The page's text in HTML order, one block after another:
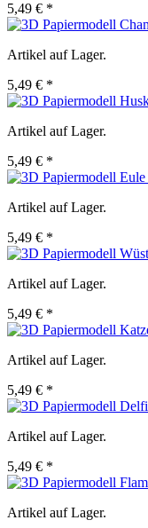
5,49 € *
Artikel auf Lager.
5,49 € *
Artikel auf Lager.
5,49 € *
Artikel auf Lager.
5,49 € *
Artikel auf Lager.
5,49 € *
Artikel auf Lager.
5,49 € *
Artikel auf Lager.
5,49 € *
Artikel auf Lager.